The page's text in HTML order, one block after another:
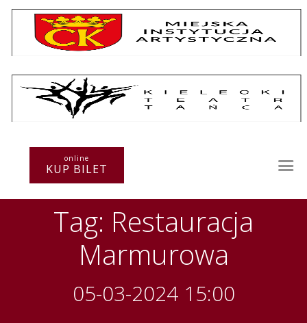
online
KUP BILET
Tag: Restauracja
Marmurowa
05-03-2024 15:00
Repertuar
Warsztaty
Kurs instruktorski